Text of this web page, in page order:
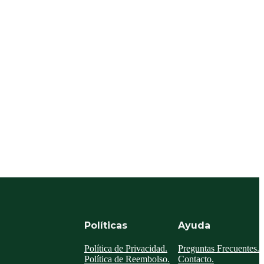
Políticas
Política de Privacidad.
Política de Reembolso.
Ayuda
Preguntas Frecuentes.
Contacto.